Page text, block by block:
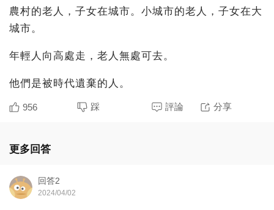
農村的老人，子女在城市。小城市的老人，子女在大
城市。
年輕人向高處走，老人無處可去。
他們是被時代遺棄的人。
956 踩 評論 分享
更多回答
回答2
2024/04/02